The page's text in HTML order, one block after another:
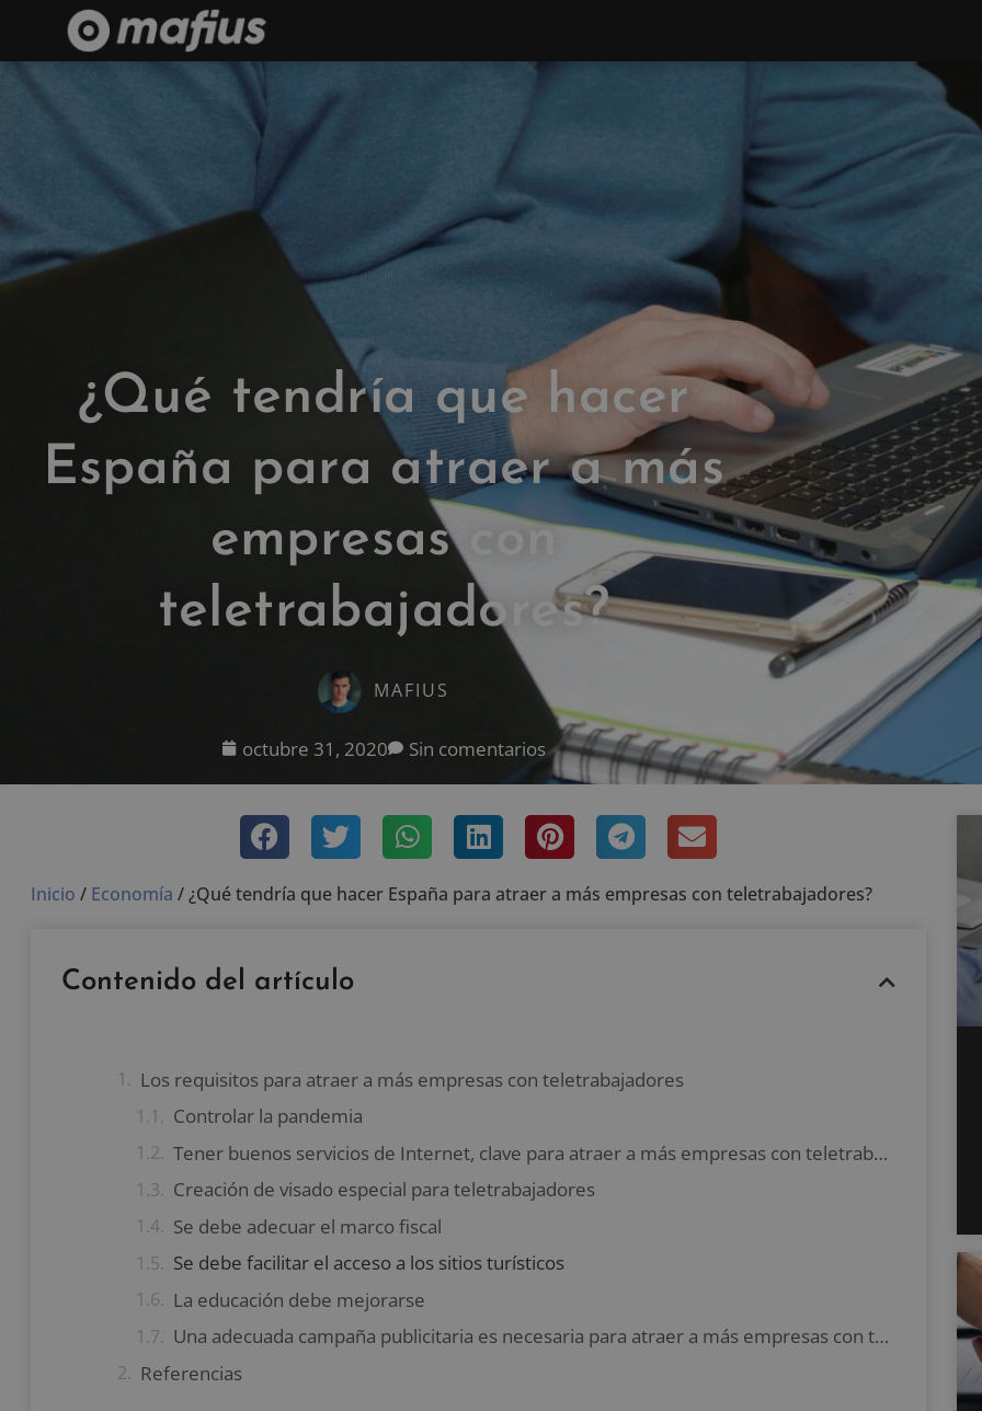
¿Qué tendría que hacer
España para atraer a más
empresas con
teletrabajadores?
MAFIUS
octubre 31, 2020 Sin comentarios
Inicio / Economía /¿Qué tendría que hacer España para atraer a más empresas con teletrabajadores?
Contenido del artículo
Los requisitos para atraer a más empresas con teletrabajadores
Controlar la pandemia
Tener buenos servicios de Internet, clave para atraer a más empresas con teletrabajadores
Creación de visado especial para teletrabajadores
Se debe adecuar el marco fiscal
Se debe facilitar el acceso a los sitios turísticos
La educación debe mejorarse
Una adecuada campaña publicitaria es necesaria para atraer a más empresas con teletrabajadores
Referencias